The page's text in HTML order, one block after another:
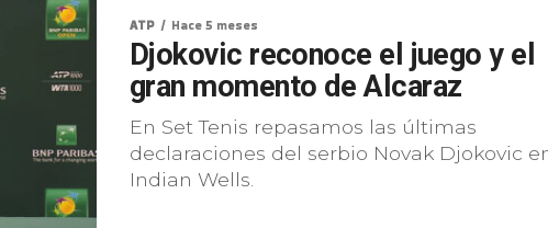
ATP Hace 5 meses
Djokovic reconoce el juego y el
gran momento de Alcaraz
En Set Tenis repasamos las últimas
declaraciones del serbio Novak Djokovic
Indian Wells.